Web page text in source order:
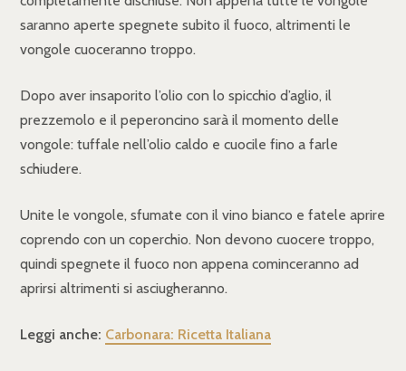
saranno aperte spegnete subito il fuoco, altrimenti le
vongole cuoceranno troppo.
Dopo aver insaporito l’olio con lo spicchio d’aglio, il
prezzemolo e il peperoncino sarà il momento delle
vongole: tuffale nell’olio caldo e cuocile fino a farle
schiudere.
Unite le vongole, sfumate con il vino bianco e fatele aprire
coprendo con un coperchio. Non devono cuocere troppo,
quindi spegnete il fuoco non appena cominceranno ad
aprirsi altrimenti si asciugheranno.
Leggi anche: Carbonara: Ricetta Italiana